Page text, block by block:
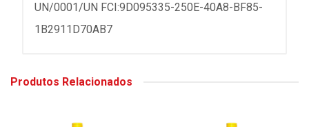
UN/0001/UN FCI:9D095335-250E-40A8-BF85-
1B2911D70AB7
Produtos Relacionados